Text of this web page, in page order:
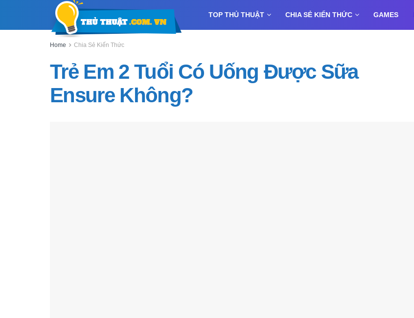
TOP THỦ THUẬT CHIA SẺ KIẾN THỨC GAMES
Home Chia Sẻ Kiến Thức
Trẻ Em 2 Tuổi Có Uống Được Sữa
Ensure Không?